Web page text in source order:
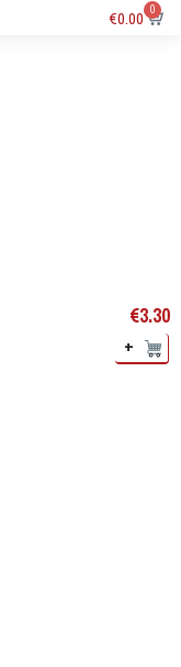
€0.00 0
€3.30
+